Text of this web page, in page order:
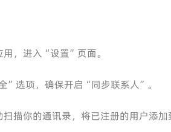
，进入“设置”页面。
”选项，确保开启“同步联系人”。
描你的通讯录，将已注册的用户添